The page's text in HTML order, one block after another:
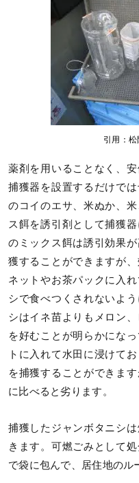
引用：松
薬剤を用いることなく、
捕獲器を設置するだけで
のコイのエサ、米ぬか、
ス餌を誘引剤として捕獲
のミックス餌は誘引効果
獲することができますが
ネットやお茶パックに入
シで食べつくされないよ
シはイネ苗よりもメロン
を好むことが明らかにな
トに入れて水田に浸けて
を捕獲することができま
に比べると劣ります。
捕獲したジャンボタニシ
きます。可燃ごみとして
で袋に包んで、居住地のル